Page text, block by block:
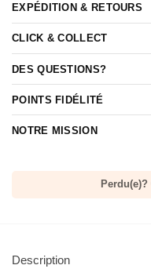
EXPÉDITION & RETOURS
CLICK & COLLECT
DES QUESTIONS?
POINTS FIDÉLITÉ
NOTRE MISSION
Description